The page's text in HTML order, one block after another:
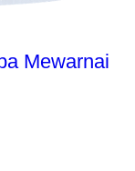
Mewarnai